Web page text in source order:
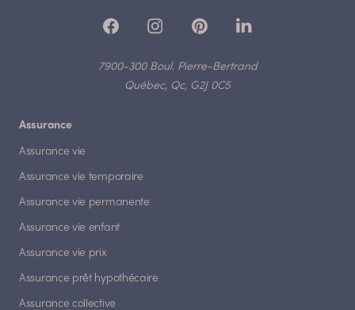
7900-300 Boul. Pierre-Bertrand
Québec, Qc, G2J 0C5
Assurance
Assurance vie
Assurance vie temporaire
Assurance vie permanente
Assurance vie enfant
Assurance vie prix
Assurance prêt hypothécaire
Assurance collective